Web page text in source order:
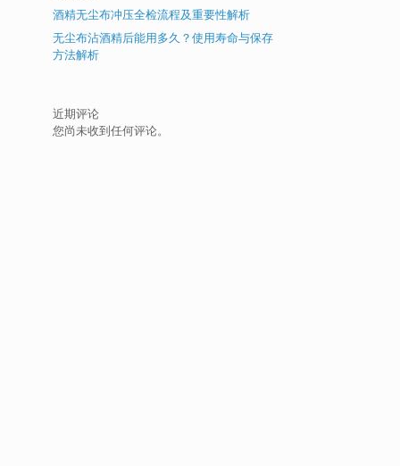
酒精无尘布冲压全检流程及重要性解析
无尘布沾酒精后能用多久？使用寿命与保存
方法解析
近期评论
您尚未收到任何评论。